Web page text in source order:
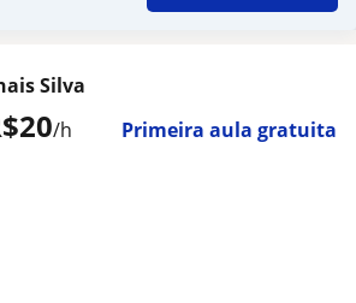
/h Primeira aula gratuita
Silva